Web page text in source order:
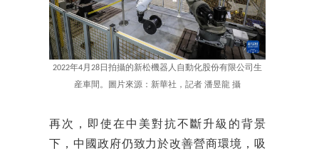
2022年4月28日拍攝的新松機器人自動化股份有限公司生
産車間。圖片來源：新華社，記者 潘昱龍 攝
再次，即使在中美對抗不斷升級的背景
下，中國政府仍致力於改善營商環境，吸